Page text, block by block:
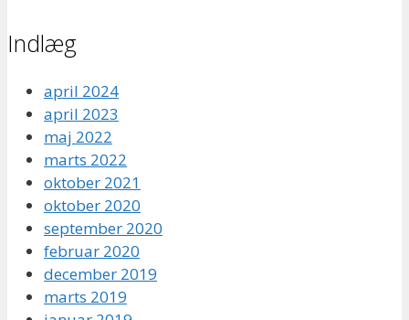
Indlæg
april 2024
april 2023
maj 2022
marts 2022
oktober 2021
oktober 2020
september 2020
februar 2020
december 2019
marts 2019